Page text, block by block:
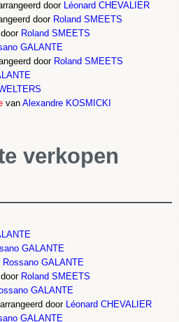
door Léonard CHEVALIER
door Roland SMEETS
Roland SMEETS
GALANTE
door Roland SMEETS
van Alexandre KOSMICKI
verkopen
GALANTE
Rossano GALANTE
Roland SMEETS
GALANTE
door Léonard CHEVALIER
GALANTE